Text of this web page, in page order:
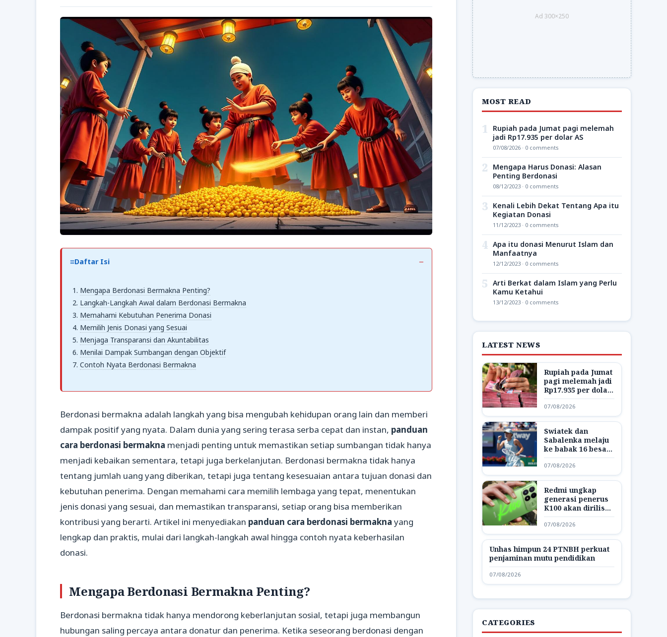
Daftar Isi
Mengapa Berdonasi Bermakna Penting?
Langkah-Langkah Awal dalam Berdonasi Bermakna
Memahami Kebutuhan Penerima Donasi
Memilih Jenis Donasi yang Sesuai
Menjaga Transparansi dan Akuntabilitas
Menilai Dampak Sumbangan dengan Objektif
Contoh Nyata Berdonasi Bermakna
Berdonasi bermakna adalah langkah yang bisa mengubah kehidupan orang lain dan memberi
dampak positif yang nyata. Dalam dunia yang sering terasa serba cepat dan instan, panduan
cara berdonasi bermakna menjadi penting untuk memastikan setiap sumbangan tidak hanya
menjadi kebaikan sementara, tetapi juga berkelanjutan. Berdonasi bermakna tidak hanya
tentang jumlah uang yang diberikan, tetapi juga tentang kesesuaian antara tujuan donasi dan
kebutuhan penerima. Dengan memahami cara memilih lembaga yang tepat, menentukan
jenis donasi yang sesuai, dan memastikan transparansi, setiap orang bisa memberikan
kontribusi yang berarti. Artikel ini menyediakan panduan cara berdonasi bermakna yang
lengkap dan praktis, mulai dari langkah-langkah awal hingga contoh nyata keberhasilan
donasi.
Mengapa Berdonasi Bermakna Penting?
Berdonasi bermakna tidak hanya mendorong keberlanjutan sosial, tetapi juga membangun
hubungan saling percaya antara donatur dan penerima. Ketika seseorang berdonasi dengan
Ad 300×250
MOST READ
1
Rupiah pada Jumat pagi melemah
jadi Rp17.935 per dolar AS
07/08/2026 · 0 comments
2
Mengapa Harus Donasi: Alasan
Penting Berdonasi
08/12/2023 · 0 comments
3 Kenali Lebih Dekat Tentang Apa itu
Kegiatan Donasi
11/12/2023 · 0 comments
4 Apa itu donasi Menurut Islam dan
Manfaatnya
12/12/2023 · 0 comments
5 Arti Berkat dalam Islam yang Perlu
Kamu Ketahui
13/12/2023 · 0 comments
LATEST NEWS
Rupiah pada Jumat
pagi melemah jadi
Rp17.935 per dolar
AS
07/08/2026
Swiatek dan
Sabalenka melaju
ke babak 16 besar
WTA 1000 Toronto
07/08/2026
Redmi ungkap
generasi penerus
K100 akan dirilis
dengan nama K200
07/08/2026
Unhas himpun 24 PTNBH perkuat
penjaminan mutu pendidikan
07/08/2026
CATEGORIES